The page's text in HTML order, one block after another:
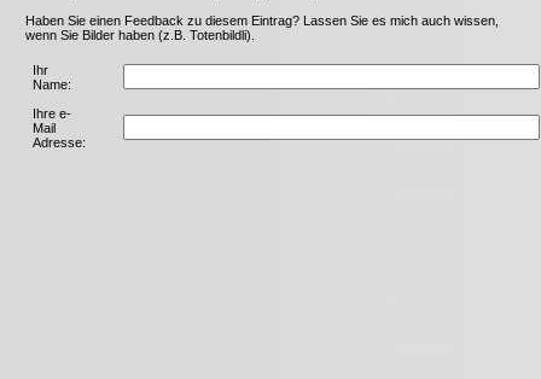
Haben Sie einen Feedback zu diesem Eintrag? Lassen Sie es mich auch wissen,
wenn Sie Bilder haben (z.B. Totenbildli).
Ihr
Name:
Ihre e-
Mail
Adresse: